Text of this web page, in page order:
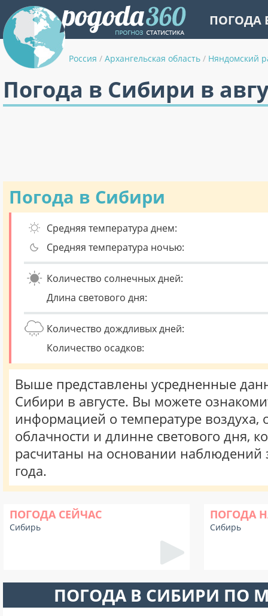
ПОГОДА
Россия / Архангельская область / Няндомский
Погода в Сибири в
Погода в Сибири
Средняя температура днем:
Средняя температура ночью:
Количество солнечных дней:
Длина светового дня:
Количество дождливых дней:
Количество осадков:
Выше представлены усредненные
Сибири в августе. Вы можете
информацией о температуре воздуха,
облачности и длинне светового дня,
расчитаны на основании наблюдений
года.
ПОГОДА СЕЙЧАС
Сибирь
ПОГОДА
Сибирь
ПОГОДА В СИБИРИ ПО